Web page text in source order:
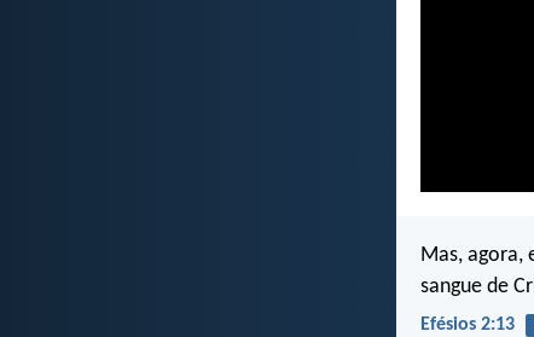
Mas, agora,
sangue de
Efésios 2:13